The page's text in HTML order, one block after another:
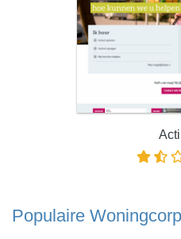
Populaire